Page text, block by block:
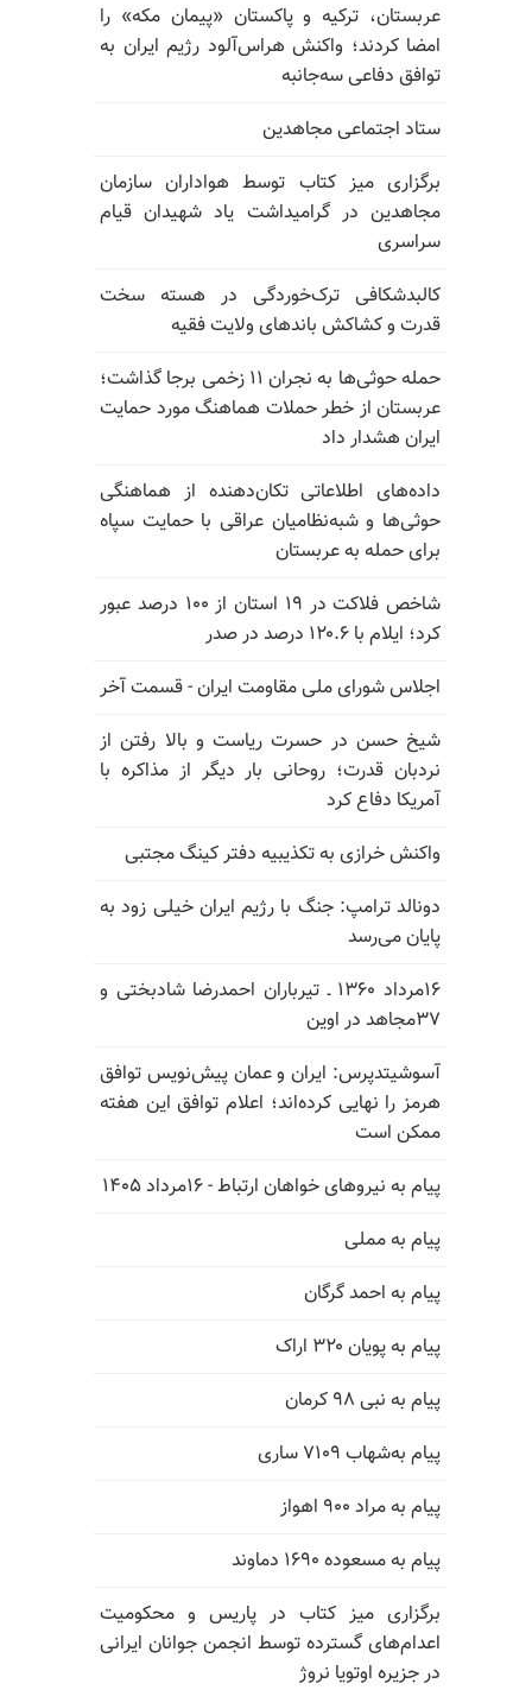
عربستان، ترکیه و پاکستان «پیمان مکه» را
امضا کردند؛ واکنش هراس‌آلود رژیم ایران به
توافق دفاعی سه‌جانبه
ستاد اجتماعی مجاهدین
برگزاری میز کتاب توسط هواداران سازمان
مجاهدین در گرامیداشت یاد شهیدان قیام
سراسری
کالبدشکافی ترک‌خوردگی در هسته سخت
قدرت و کشاکش باندهای ولایت فقیه
حمله حوثی‌ها به نجران ۱۱ زخمی برجا گذاشت؛
عربستان از خطر حملات هماهنگ مورد حمایت
ایران هشدار داد
داده‌های اطلاعاتی تکان‌دهنده از هماهنگی
حوثی‌ها و شبه‌نظامیان عراقی با حمایت سپاه
برای حمله به عربستان
شاخص فلاکت در ۱۹ استان از ۱۰۰ درصد عبور
کرد؛ ایلام با ۱۲۰.۶ درصد در صدر
اجلاس شورای ملی مقاومت ایران - قسمت آخر
شیخ حسن در حسرت ریاست و بالا رفتن از
نردبان قدرت؛ روحانی بار دیگر از مذاکره با
آمریکا دفاع کرد
واکنش خرازی به تکذیبیه دفتر کینگ مجتبی
دونالد ترامپ: جنگ با رژیم ایران خیلی زود به
پایان می‌رسد
۱۶مرداد ۱۳۶۰ ـ تیرباران احمدرضا شادبختی و
۳۷مجاهد در اوین
آسوشیتدپرس: ایران و عمان پیش‌نویس توافق
هرمز را نهایی کرده‌اند؛ اعلام توافق این هفته
ممکن است
پیام به نیروهای خواهان ارتباط - ۱۶مرداد ۱۴۰۵
پیام به مملی
پیام به احمد گرگان
پیام به پویان ۳۲۰ اراک
پیام به نبی ۹۸ کرمان
پیام به‌شهاب ۷۱۰۹ ساری
پیام به مراد ۹۰۰ اهواز
پیام به مسعوده ۱۶۹۰ دماوند
برگزاری میز کتاب در پاریس و محکومیت
اعدام‌های گسترده توسط انجمن جوانان ایرانی
در جزیره اوتویا نروژ